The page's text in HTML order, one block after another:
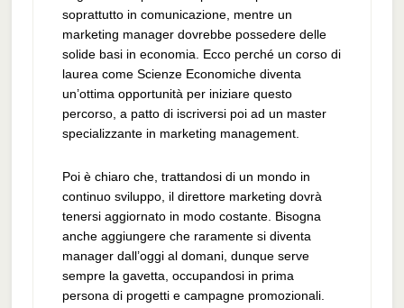
soprattutto in comunicazione, mentre un
marketing manager dovrebbe possedere delle
solide basi in economia. Ecco perché un corso di
laurea come Scienze Economiche diventa
un’ottima opportunità per iniziare questo
percorso, a patto di iscriversi poi ad un master
specializzante in marketing management.
Poi è chiaro che, trattandosi di un mondo in
continuo sviluppo, il direttore marketing dovrà
tenersi aggiornato in modo costante. Bisogna
anche aggiungere che raramente si diventa
manager dall’oggi al domani, dunque serve
sempre la gavetta, occupandosi in prima
persona di progetti e campagne promozionali.